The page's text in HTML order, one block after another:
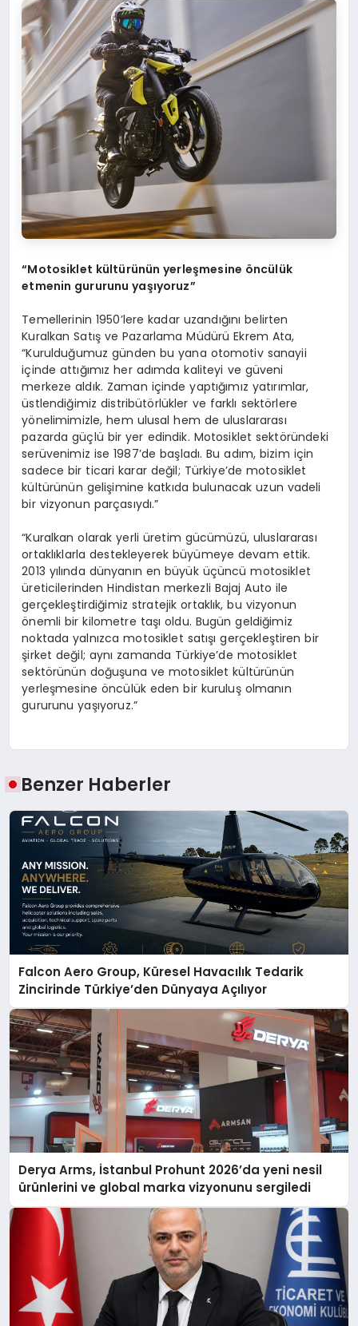
“Motosiklet kültürünün yerleşmesine öncülük
etmenin gururunu yaşıyoruz”
Temellerinin 1950’lere kadar uzandığını belirten
Kuralkan Satış ve Pazarlama Müdürü Ekrem Ata,
“Kurulduğumuz günden bu yana otomotiv sanayii
içinde attığımız her adımda kaliteyi ve güveni
merkeze aldık. Zaman içinde yaptığımız yatırımlar,
üstlendiğimiz distribütörlükler ve farklı sektörlere
yönelimimizle, hem ulusal hem de uluslararası
pazarda güçlü bir yer edindik. Motosiklet sektöründeki
serüvenimiz ise 1987’de başladı. Bu adım, bizim için
sadece bir ticari karar değil; Türkiye’de motosiklet
kültürünün gelişimine katkıda bulunacak uzun vadeli
bir vizyonun parçasıydı.”
“Kuralkan olarak yerli üretim gücümüzü, uluslararası
ortaklıklarla destekleyerek büyümeye devam ettik.
2013 yılında dünyanın en büyük üçüncü motosiklet
üreticilerinden Hindistan merkezli Bajaj Auto ile
gerçekleştirdiğimiz stratejik ortaklık, bu vizyonun
önemli bir kilometre taşı oldu. Bugün geldiğimiz
noktada yalnızca motosiklet satışı gerçekleştiren bir
şirket değil; aynı zamanda Türkiye’de motosiklet
sektörünün doğuşuna ve motosiklet kültürünün
yerleşmesine öncülük eden bir kuruluş olmanın
gururunu yaşıyoruz.”
Benzer Haberler
Falcon Aero Group, Küresel Havacılık Tedarik
Zincirinde Türkiye’den Dünyaya Açılıyor
Derya Arms, İstanbul Prohunt 2026’da yeni nesil
ürünlerini ve global marka vizyonunu sergiledi